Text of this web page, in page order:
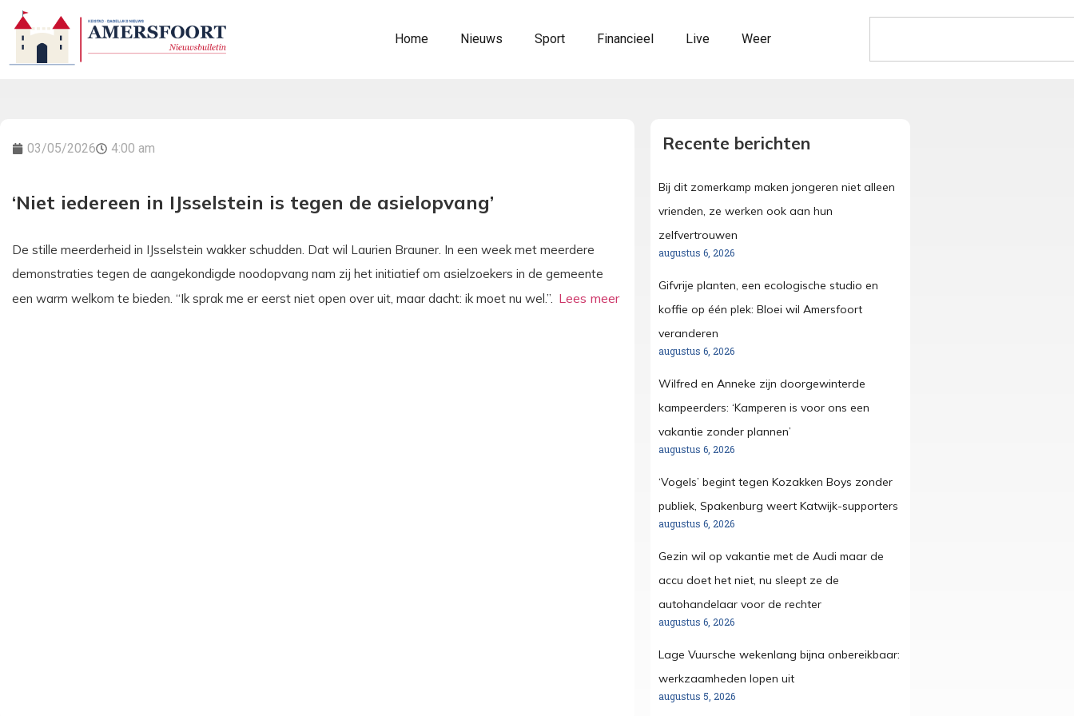
Home Nieuws Sport Financieel Live Weer
03/05/2026 4:00 am
‘Niet iedereen in IJsselstein is tegen de asielopvang’
De stille meerderheid in IJsselstein wakker schudden. Dat wil Laurien Brauner. In een week met meerdere
demonstraties tegen de aangekondigde noodopvang nam zij het initiatief om asielzoekers in de gemeente
een warm welkom te bieden. “Ik sprak me er eerst niet open over uit, maar dacht: ik moet nu wel.”.
Recente berichten
Bij dit zomerkamp maken jongeren niet alleen
vrienden, ze werken ook aan hun
zelfvertrouwen
augustus 6, 2026
Gifvrije planten, een ecologische studio en
koffie op één plek: Bloei wil Amersfoort
veranderen
augustus 6, 2026
Wilfred en Anneke zijn doorgewinterde
kampeerders: ‘Kamperen is voor ons een
vakantie zonder plannen’
augustus 6, 2026
‘Vogels’ begint tegen Kozakken Boys zonder
publiek, Spakenburg weert Katwijk-supporters
augustus 6, 2026
Gezin wil op vakantie met de Audi maar de
accu doet het niet, nu sleept ze de
autohandelaar voor de rechter
augustus 6, 2026
Lage Vuursche wekenlang bijna onbereikbaar:
werkzaamheden lopen uit
augustus 5, 2026